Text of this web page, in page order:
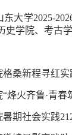
东大学2025-
学院、考古
桑新程寻红实
烽火齐鲁·青春
期社会实践